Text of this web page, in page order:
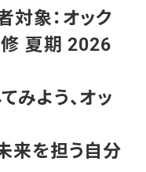
対象：オック
夏期 2026
よう、オッ
来を担う自分